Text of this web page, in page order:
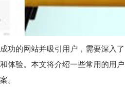
功的网站并吸引用户，需要深入了
体验。本文将介绍一些常用的用户
。